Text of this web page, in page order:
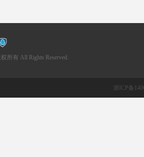
权所有 All Rights Reserved.
浙ICP备